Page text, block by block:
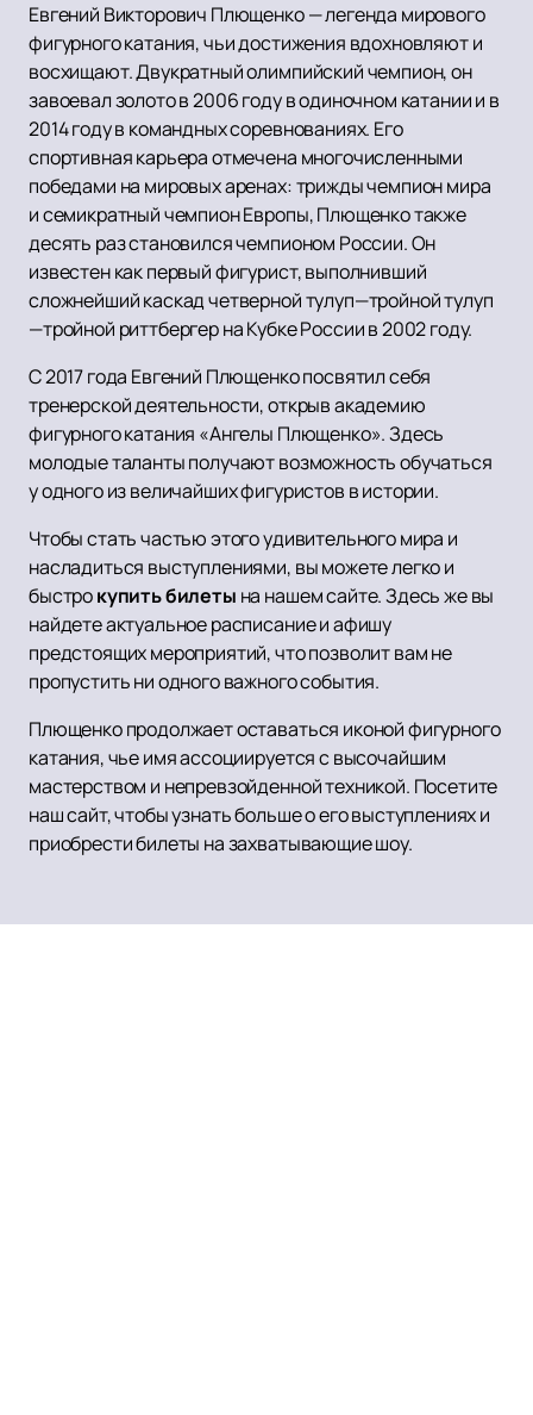
Евгений Викторович Плющенко — легенда мирового
фигурного катания, чьи достижения вдохновляют и
восхищают. Двукратный олимпийский чемпион, он
завоевал золото в 2006 году в одиночном катании и в
2014 году в командных соревнованиях. Его
спортивная карьера отмечена многочисленными
победами на мировых аренах: трижды чемпион мира
и семикратный чемпион Европы, Плющенко также
десять раз становился чемпионом России. Он
известен как первый фигурист, выполнивший
сложнейший каскад четверной тулуп—тройной тулуп
—тройной риттбергер на Кубке России в 2002 году.
С 2017 года Евгений Плющенко посвятил себя
тренерской деятельности, открыв академию
фигурного катания «Ангелы Плющенко». Здесь
молодые таланты получают возможность обучаться
у одного из величайших фигуристов в истории.
Чтобы стать частью этого удивительного мира и
насладиться выступлениями, вы можете легко и
быстрокупить билеты на нашем сайте. Здесь же вы
найдете актуальное расписание и афишу
предстоящих мероприятий, что позволит вам не
пропустить ни одного важного события.
Плющенко продолжает оставаться иконой фигурного
катания, чье имя ассоциируется с высочайшим
мастерством и непревзойденной техникой. Посетите
наш сайт, чтобы узнать больше о его выступлениях и
приобрести билеты на захватывающие шоу.